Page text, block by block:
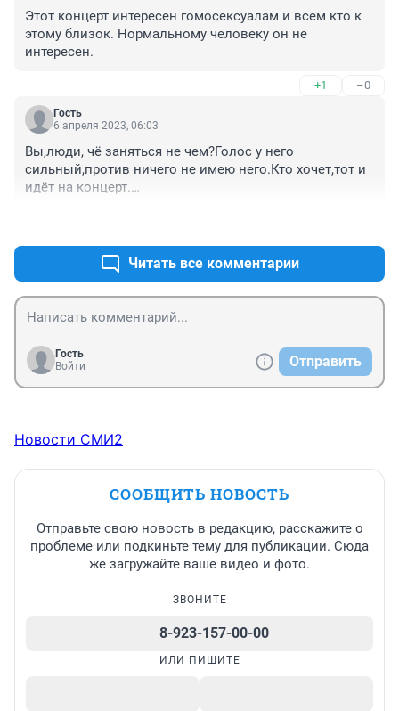
Этот концерт интересен гомосексуалам и всем кто к
этому близок. Нормальному человеку он не
интересен.
+1 –0
Гость
6 апреля 2023, 06:03
Вы,люди, чё заняться не чем?Голос у него
сильный,против ничего не имею него.Кто хочет,тот и
идёт на концерт.
готовьтесь,сажайте овощи и не засоряйте эфир
Читать все комментарии
Гость
Войти
Отправить
Новости СМИ2
СООБЩИТЬ НОВОСТЬ
Отправьте свою новость в редакцию, расскажите о
проблеме или подкиньте тему для публикации. Сюда
же загружайте ваше видео и фото.
ЗВОНИТЕ
8-923-157-00-00
ИЛИ ПИШИТЕ